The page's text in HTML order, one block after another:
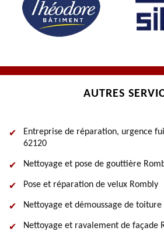
AUTRES
Entreprise de réparation, urgence
62120
Nettoyage et pose de gouttière
Pose et réparation de velux Rombly
Nettoyage et démoussage de toiture
Nettoyage et ravalement de façade